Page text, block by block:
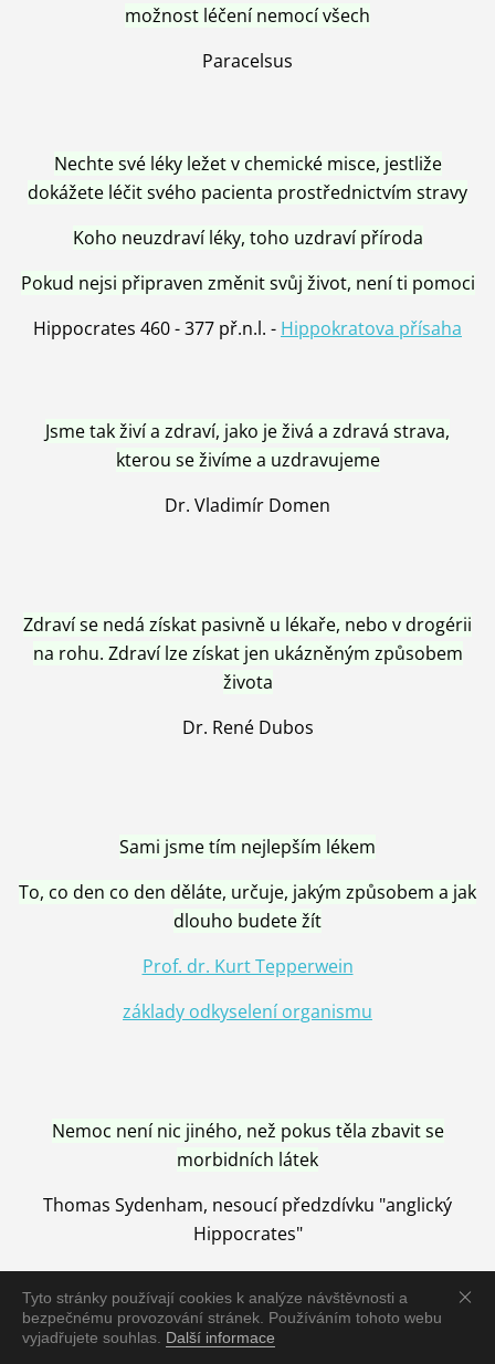
Tyto stránky používají cookies k analýze návštěvnosti a
bezpečnému provozování stránek. Používáním tohoto webu
vyjadřujete souhlas. Další informace
možnost léčení nemocí všech
Paracelsus
Nechte své léky ležet v chemické misce, jestliže
dokážete léčit svého pacienta prostřednictvím stravy
Koho neuzdraví léky, toho uzdraví příroda
Pokud nejsi připraven změnit svůj život, není ti pomoci
Hippocrates 460 - 377 př.n.l. - Hippokratova přísaha
Jsme tak živí a zdraví, jako je živá a zdravá strava,
kterou se živíme a uzdravujeme
Dr. Vladimír Domen
Zdraví se nedá získat pasivně u lékaře, nebo v drogérii
na rohu. Zdraví lze získat jen ukázněným způsobem
života
Dr. René Dubos
Sami jsme tím nejlepším lékem
To, co den co den děláte, určuje, jakým způsobem a jak
dlouho budete žít
Prof. dr. Kurt Tepperwein
základy odkyselení organismu
Nemoc není nic jiného, než pokus těla zbavit se
morbidních látek
Thomas Sydenham, nesoucí předzdívku "anglický
Hippocrates"
Nemoc je vyléčena jen pomocí Přírody, neutralizací a